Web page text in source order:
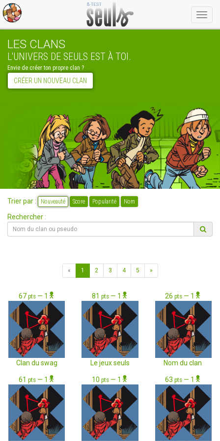
Menu
LES CLANS
L'UNIVERS DE SEULS EST À TOI.
Envie de créer ton propre clan ?
CRÉER UN NOUVEAU CLAN
Trier par : Nouveauté Score Popularité Nom
Rechercher :
« 1 2 3 4 5 »
67pts— 1
Clan du swag
81 pts— 1
Le jeux seuls
26 pts — 1
Nom du clan
61 pts— 1 10 pts— 1 63 pts — 1